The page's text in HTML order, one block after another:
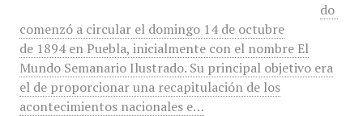
do
comenzó a circular el domingo 14 de octubre
de 1894 en Puebla, inicialmente con el nombre El
Mundo Semanario Ilustrado. Su principal objetivo era
el de proporcionar una recapitulación de los
acontecimientos nacionales e…